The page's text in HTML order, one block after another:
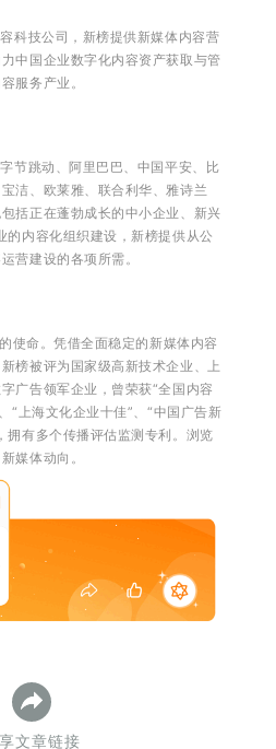
科技公司，新榜提供新媒体内容营
中国企业数字化内容资产获取与管
服务产业。
节跳动、阿里巴巴、中国平安、比
洁、欧莱雅、联合利华、雅诗兰
括正在蓬勃成长的中小企业、新兴
内容化组织建设，新榜提供从公
营建设的各项所需。
使命。凭借全面稳定的新媒体内容
榜被评为国家级高新技术企业、上
广告领军企业，曾荣获“全国内容
“上海文化企业十佳”、“中国广告新
有多个传播评估监测专利。 浏览
媒体动向。
文章链接